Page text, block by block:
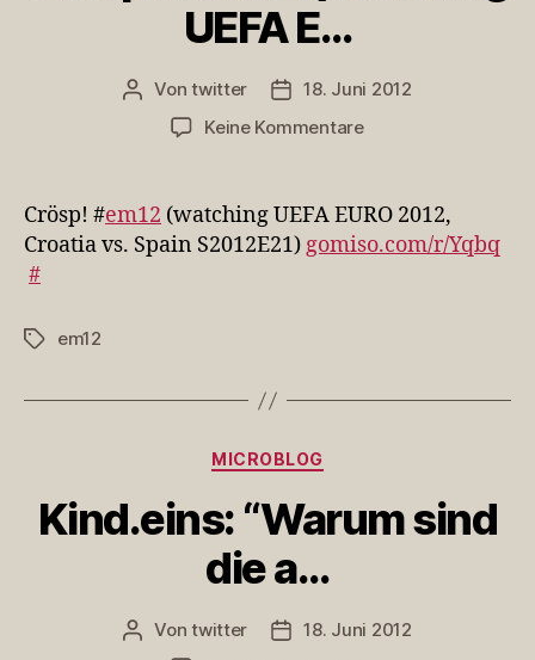
UEFA E…
Beitragsautor
Vontwitter Veröffentlichungsdatum
18. Juni 2012
Keine Kommentarezu
(watching
E…
Crösp! #em12 (watching UEFA EURO 2012,
Croatia vs. Spain S2012E21)gomiso.com/r/Yqbq
#
Schlagwörter
em12
Kategorien
MICROBLOG
Kind.eins: “Warum sind
die a…
Beitragsautor
Vontwitter Veröffentlichungsdatum
18. Juni 2012